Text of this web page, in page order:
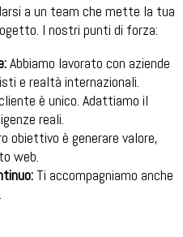
a un team che mette la tua
I nostri punti di forza:
Abbiamo lavorato con aziende
e realtà internazionali.
è unico. Adattiamo il
reali.
obiettivo è generare valore,
web.
Ti accompagniamo anche